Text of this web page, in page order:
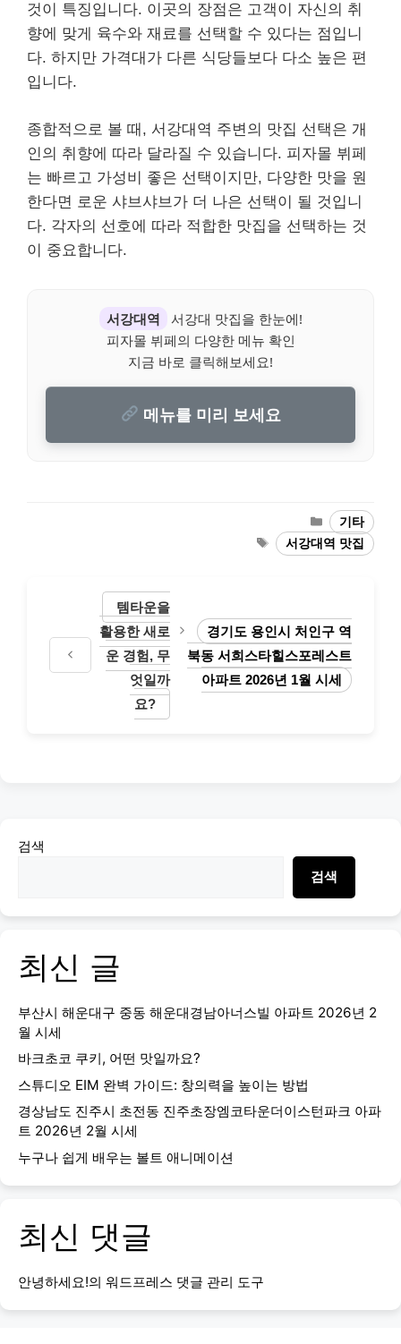
것이 특징입니다. 이곳의 장점은 고객이 자신의 취
향에 맞게 육수와 재료를 선택할 수 있다는 점입니
다. 하지만 가격대가 다른 식당들보다 다소 높은 편
입니다.
종합적으로 볼 때, 서강대역 주변의 맛집 선택은 개
인의 취향에 따라 달라질 수 있습니다. 피자몰 뷔페
는 빠르고 가성비 좋은 선택이지만, 다양한 맛을 원
한다면 로운 샤브샤브가 더 나은 선택이 될 것입니
다. 각자의 선호에 따라 적합한 맛집을 선택하는 것
이 중요합니다.
서강대역
서강대 맛집을 한눈에!
피자몰 뷔페의 다양한 메뉴 확인
지금 바로 클릭해보세요!
메뉴를 미리 보세요
Categories
기타
Tags
서강대역 맛집
템타운을
활용한 새로
운 경험, 무
엇일까
요?
경기도 용인시 처인구 역
북동 서희스타힐스포레스트
아파트 2026년 1월 시세
검색
검색
최신 글
부산시 해운대구 중동 해운대경남아너스빌 아파트 2026년 2
월 시세
바크초코 쿠키, 어떤 맛일까요?
스튜디오 EIM 완벽 가이드: 창의력을 높이는 방법
경상남도 진주시 초전동 진주초장엠코타운더이스턴파크 아파
트 2026년 2월 시세
누구나 쉽게 배우는 볼트 애니메이션
최신 댓글
안녕하세요!의 워드프레스 댓글 관리 도구